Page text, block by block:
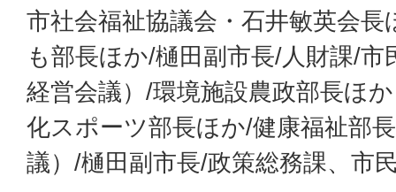
市社会福祉協議会・石井敏英会
も部長ほか/樋田副市長/人財課/
経営会議）/環境施設農政部長ほ
化スポーツ部長ほか/健康福祉部
議）/樋田副市長/政策総務課、市